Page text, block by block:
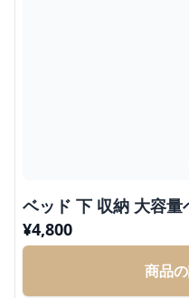
ベッド 下 収納 大容
¥4,800
商品